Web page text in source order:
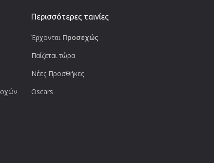
Περισσότερες ταινίες
Έρχονται Προσεχώς
Παίζεται τώρα
Νέες Προσθήκες
Oscars